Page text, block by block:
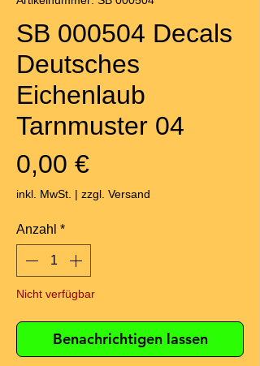
SB 000504 Decals
Deutsches
Eichenlaub
Tarnmuster 04
0,00 €Preis
inkl. MwSt. | zzgl. Versand
Anzahl *
Nicht verfügbar
Benachrichtigen lassen